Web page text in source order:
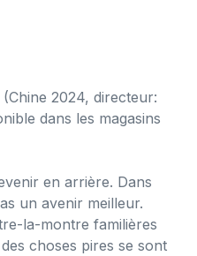
(Chine 2024, directeur:
dans les magasins
en arrière. Dans
un avenir meilleur.
la-montre familières
choses pires se sont